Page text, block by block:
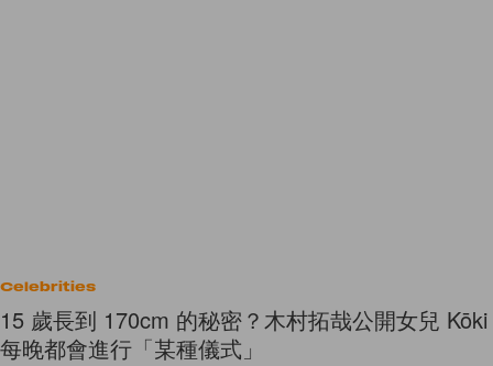
Celebrities
15 歲長到 170cm 的秘密？木村拓哉公開女兒 Kōki
每晚都會進行「某種儀式」